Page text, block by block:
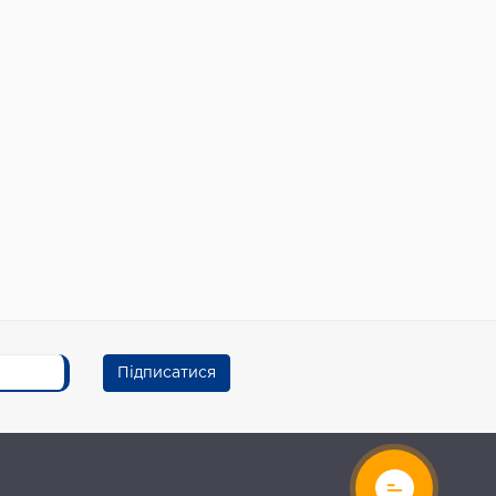
Підписатися